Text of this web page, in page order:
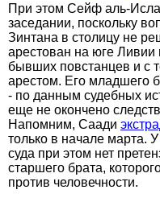
При этом Сейф аль-
заседании, поскольку
Зинтана в столицу не
арестован на юге Ливии
бывших повстанцев и с
арестом. Его младшего
- по данным судебных
еще не окончено
Напомним, Саади
только в начале марта.
суда при этом нет
старшего брата,
против человечности.